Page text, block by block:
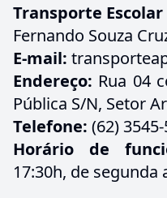
Transporte Escolar
Fernando Souza
E-mail:
Endereço: Rua 04
Pública S/N, Setor
Telefone: (62)
Horário de
17:30h, de segunda